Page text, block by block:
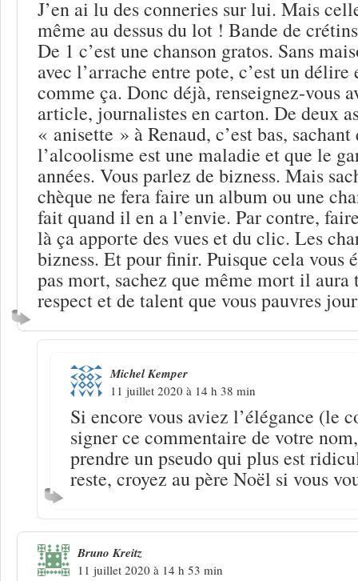
J’en ai lu des conneries sur lui. Mais
même au dessus du lot ! Bande de
De 1 c’est une chanson gratos. Sans
avec l’arrache entre pote, c’est un délire
comme ça. Donc déjà, renseignez-vous
article, journalistes en carton. De deux
« anisette » à Renaud, c’est bas, sachant
l’alcoolisme est une maladie et que le
années. Vous parlez de bizness. Mais
chèque ne fera faire un album ou une
fait quand il en a l’envie. Par contre,
là ça apporte des vues et du clic. Les
bizness. Et pour finir. Puisque cela vous
pas mort, sachez que même mort il aura
respect et de talent que vous pauvres
Michel Kemper
11 juillet 2020 à 14 h 38 min
Si encore vous aviez l’élégance (le
signer ce commentaire de votre
prendre un pseudo qui plus est
reste, croyez au père Noël si vous
Bruno Kreitz
11 juillet 2020 à 14 h 53 min